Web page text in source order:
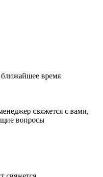
время
свяжется с вами,
вопросы